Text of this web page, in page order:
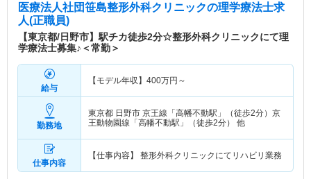
医療法人社団笹島整形外科クリニックの理学療法士求
人(正職員)
【東京都/日野市】駅チカ徒歩2分☆整形外科クリニックにて理
学療法士募集♪＜常勤＞
給与
【モデル年収】 400万円～
勤務地
東京都 日野市 京王線「高幡不動駅」（徒歩2分）京
王動物園線「高幡不動駅」（徒歩2分） 他
仕事内容
【仕事内容】 整形外科クリニックにてリハビリ業務